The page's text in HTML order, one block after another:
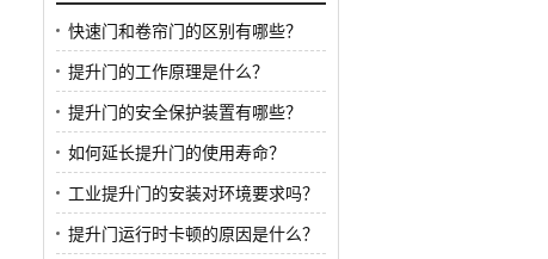
快速门和卷帘门的区别有哪些？
提升门的工作原理是什么？
提升门的安全保护装置有哪些？
如何延长提升门的使用寿命？
工业提升门的安装对环境要求吗？
提升门运行时卡顿的原因是什么？